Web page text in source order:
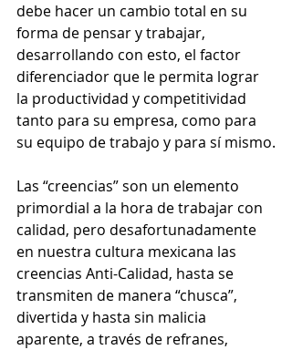
debe hacer un cambio total en su
forma de pensar y trabajar,
desarrollando con esto, el factor
diferenciador que le permita lograr
la productividad y competitividad
tanto para su empresa, como para
su equipo de trabajo y para sí mismo.
Las “creencias” son un elemento
primordial a la hora de trabajar con
calidad, pero desafortunadamente
en nuestra cultura mexicana las
creencias Anti-Calidad, hasta se
transmiten de manera “chusca”,
divertida y hasta sin malicia
aparente, a través de refranes,